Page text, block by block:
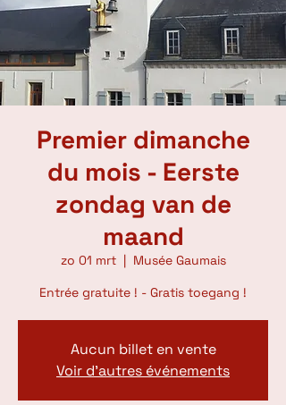
Premier dimanche
du mois - Eerste
zondag van de
maand
zo 01 mrt
  |
Musée Gaumais
Entrée gratuite ! - Gratis toegang !
Aucun billet en vente
Voir d'autres événements